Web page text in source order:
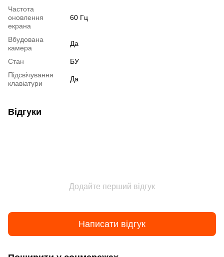
Частота
оновлення
екрана
60 Гц
Вбудована
камера
Да
Стан
БУ
Підсвічування
клавіатури
Да
Відгуки
Додайте перший відгук
Написати відгук